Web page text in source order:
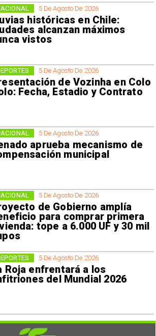
5 De Agosto De 2026
históricas en Chile:
alcanzan máximos
vistos
5 De Agosto De 2026
de Vozinha en Colo
Fecha, Estadio y Contrato
5 De Agosto De 2026
aprueba mecanismo de
municipal
5 De Agosto De 2026
de Gobierno amplía
para comprar primera
tope a 6.000 UF y 30 mil
5 De Agosto De 2026
Roja enfrentará a los
del Mundial 2026